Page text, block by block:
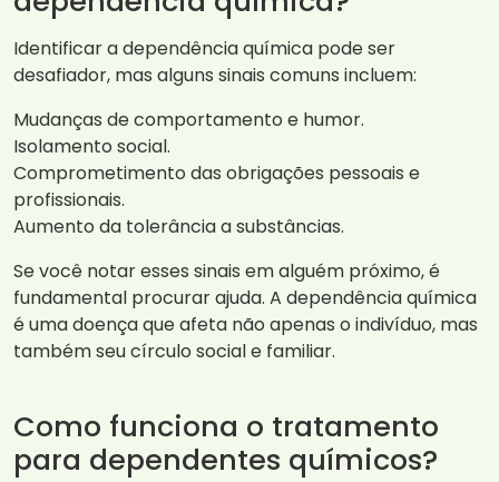
Identificar a dependência química pode ser
desafiador, mas alguns sinais comuns incluem:
Mudanças de comportamento e humor.
Isolamento social.
Comprometimento das obrigações pessoais e
profissionais.
Aumento da tolerância a substâncias.
Se você notar esses sinais em alguém próximo, é
fundamental procurar ajuda. A dependência química
é uma doença que afeta não apenas o indivíduo, mas
também seu círculo social e familiar.
Como funciona o tratamento
para dependentes químicos?